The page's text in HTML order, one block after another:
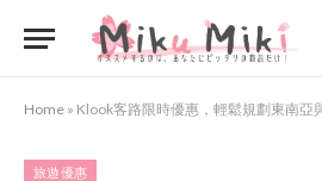
Home » Klook客路限時優惠，輕鬆規劃東南亞
旅遊優惠